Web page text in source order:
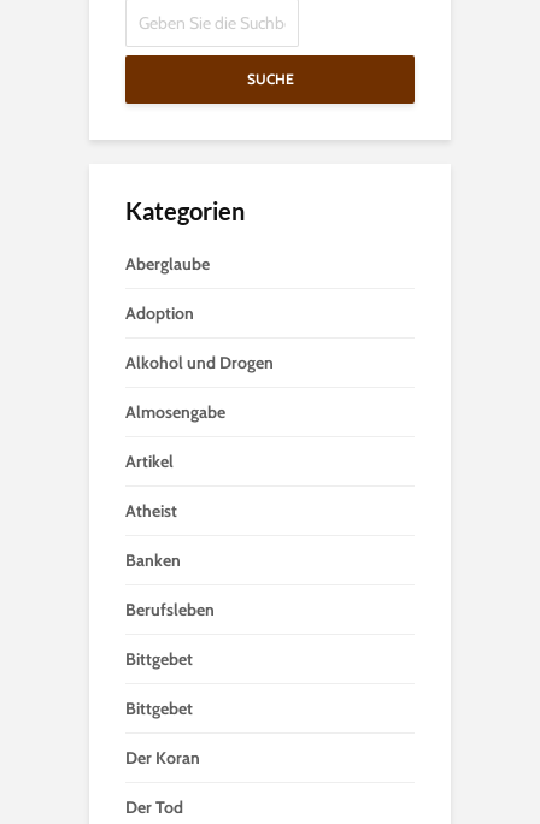
SUCHE
Kategorien
Aberglaube
Adoption
Alkohol und Drogen
Almosengabe
Artikel
Atheist
Banken
Berufsleben
Bittgebet
Bittgebet
Der Koran
Der Tod